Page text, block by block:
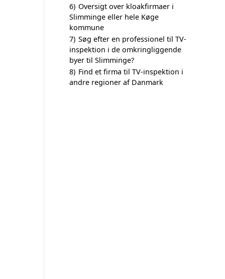
6) Oversigt over kloakfirmaer i
Slimminge eller hele Køge
kommune
7) Søg efter en professionel til TV-
inspektion i de omkringliggende
byer til Slimminge?
8) Find et firma til TV-inspektion i
andre regioner af Danmark